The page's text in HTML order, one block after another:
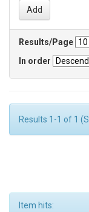
Results/Page
In order
Results 1-1 of 1
Item hits: